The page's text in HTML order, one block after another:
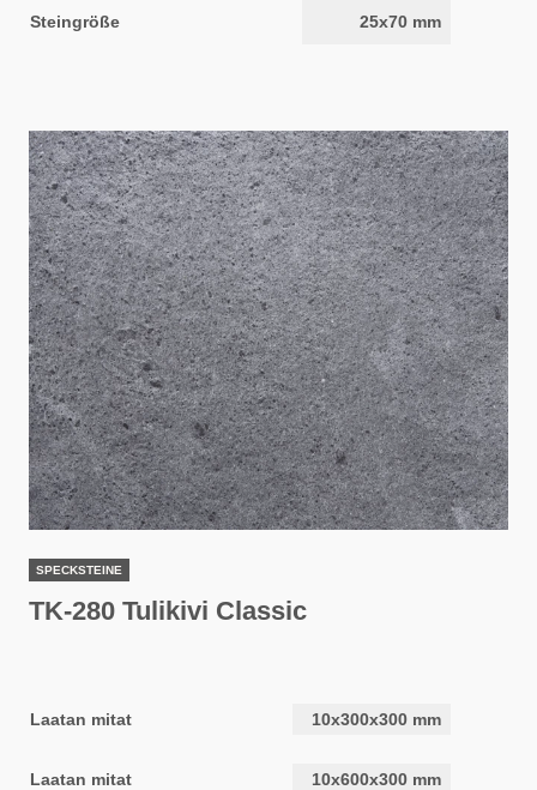
Steingröße
25x70 mm
SPECKSTEINE
TK-280 Tulikivi Classic
Laatan mitat 10x300x300 mm
Laatan mitat 10x600x300 mm